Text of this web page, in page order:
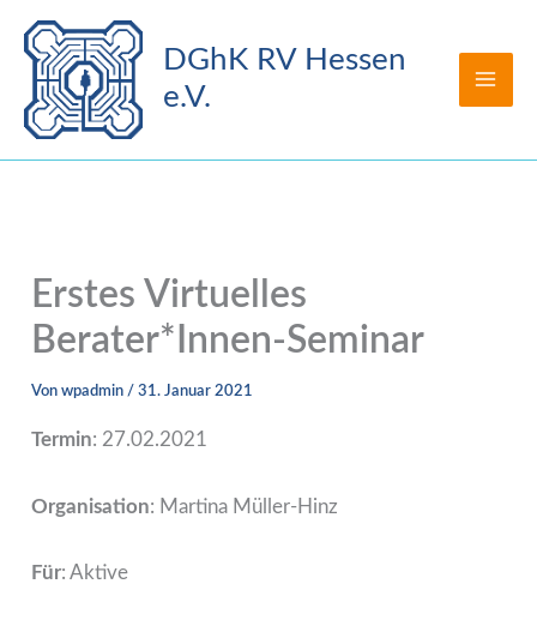
Inhalt
springen
DGhK RV Hessen
e.V.
Erstes Virtuelles
Berater*Innen-Seminar
Vonwpadmin/31. Januar 2021
Termin: 27.02.2021
Organisation: Martina Müller-Hinz
Für: Aktive